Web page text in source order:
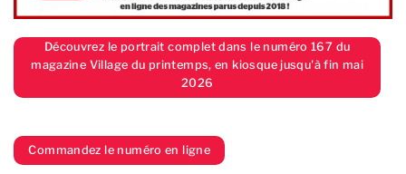
Découvrez le portrait complet dans le numéro 167 du
magazine Village du printemps, en kiosque jusqu'à fin mai
2026
Commandez le numéro en ligne